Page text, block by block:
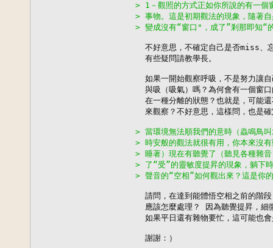
> 1－觀照的方式正如你所說的有一個
> 事物。這是初期觀法的現象，隨著
> 變成沒有“窗口"，成了”剎那即知“
不好意思，不確定自己是否miss、
  有些疑問請教學長。
如果一開始觀察呼吸，不是努力讓
與吸（吸氣）嗎？為何會有一個窗
在一種分離的狀態？也就是，可能
來觀察？不好意思，這樣問，也是
> 當環境無法順我們的意時（蟲鳴鳥
> 時安般的觀法就很有用，你本來沒
> 睡著）現在有聽覺了（聽見各種雜
> 了“受”的靈敏度提昇的現象，躺下
> 聲音的“空相”如何觀出來？這是你
請問，在達到能體悟空相之前的階
應該怎麼處理？ 因為聽覺提昇，
如果平日還有雜物要忙，這可能也
  謝謝：）